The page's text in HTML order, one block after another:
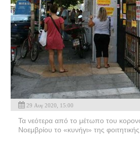
29 Αυγ 2020, 15:00
Τα νεότερα από το μέτωπο του
Νοεμβρίου το «κυνήγι» της